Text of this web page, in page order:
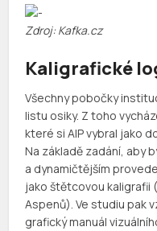
Zdroj: Kafka.cz
Kaligrafické
Všechny pobočky
listu osiky. Z toho
které si AIP vybral jako
Na základě zadání, aby
a dynamičtějším
jako štětcovou kaligrafii
Aspenů). Ve studiu pak
grafický manuál